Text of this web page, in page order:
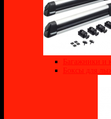
Багажники и
Боксы для